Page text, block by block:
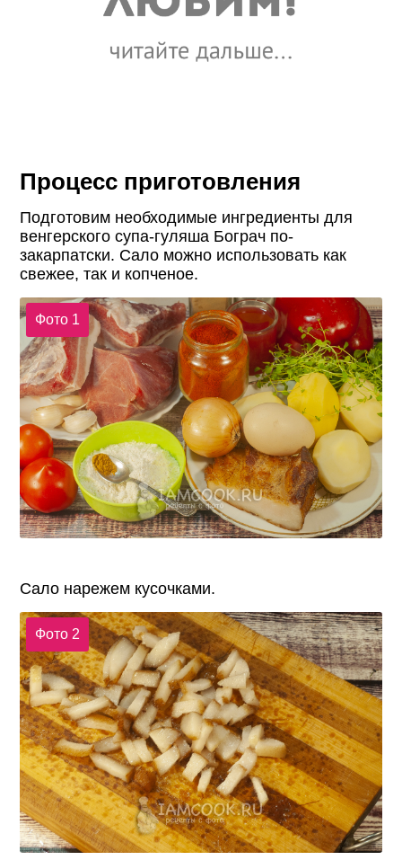
Процесс приготовления
Подготовим необходимые ингредиенты для
венгерского супа-гуляша Бограч по-
закарпатски. Сало можно использовать как
свежее, так и копченое.
Фото 1
Сало нарежем кусочками.
Фото 2